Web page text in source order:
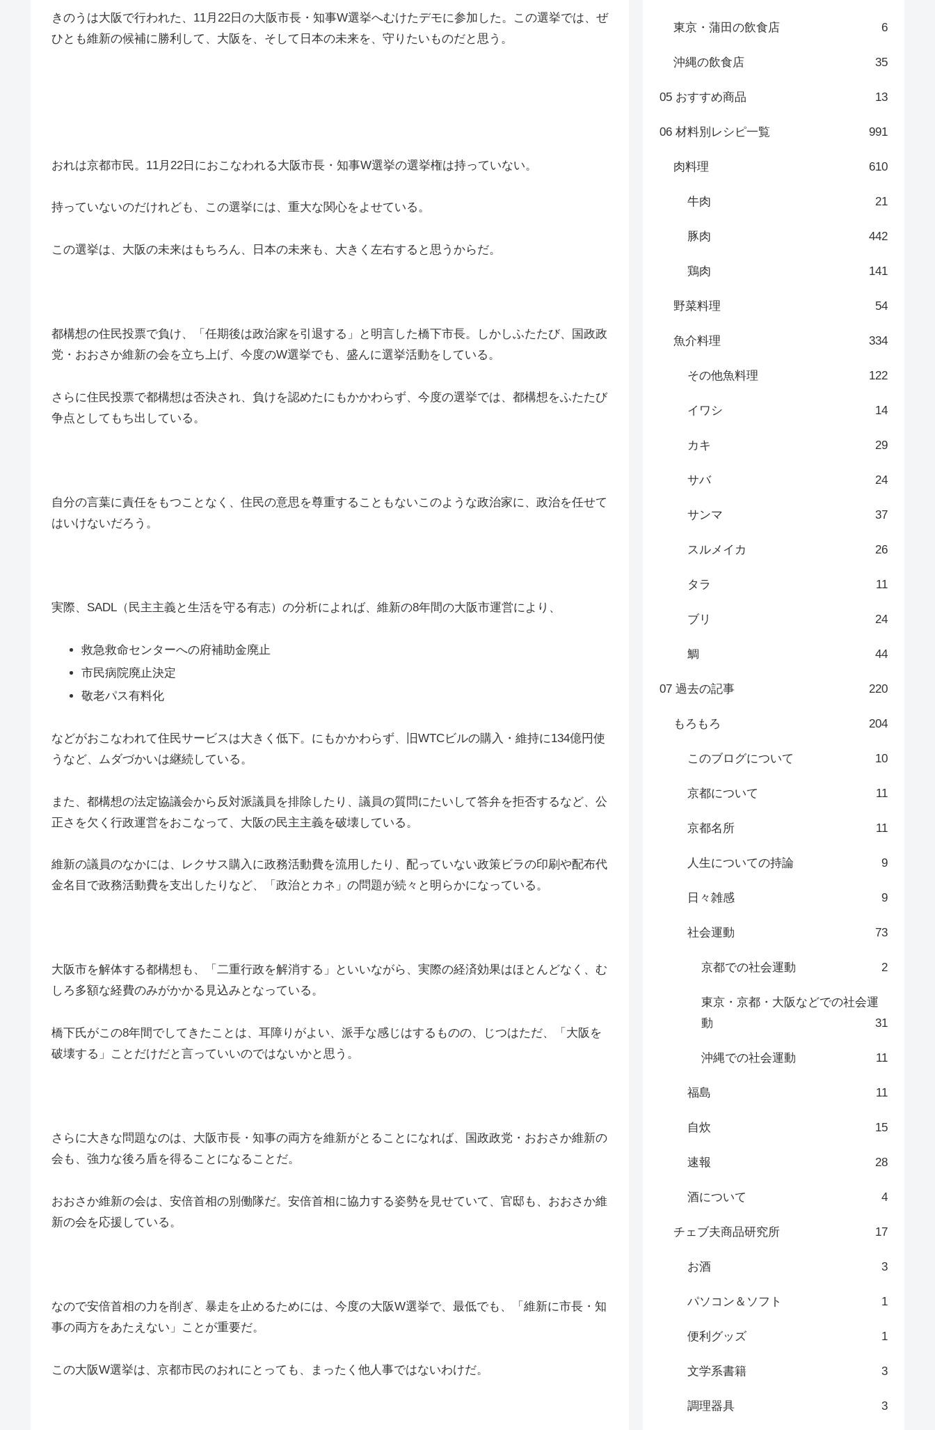
きのうは大阪で行われた、11月22日の大阪市長・知事W選挙へむけたデモに参加した。この選挙では、ぜ
ひとも維新の候補に勝利して、大阪を、そして日本の未来を、守りたいものだと思う。
おれは京都市民。11月22日におこなわれる大阪市長・知事W選挙の選挙権は持っていない。
持っていないのだけれども、この選挙には、重大な関心をよせている。
この選挙は、大阪の未来はもちろん、日本の未来も、大きく左右すると思うからだ。
都構想の住民投票で負け、「任期後は政治家を引退する」と明言した橋下市長。しかしふたたび、国政政
党・おおさか維新の会を立ち上げ、今度のW選挙でも、盛んに選挙活動をしている。
さらに住民投票で都構想は否決され、負けを認めたにもかかわらず、今度の選挙では、都構想をふたたび
争点としてもち出している。
自分の言葉に責任をもつことなく、住民の意思を尊重することもないこのような政治家に、政治を任せて
はいけないだろう。
実際、SADL（民主主義と生活を守る有志）の分析によれば、維新の8年間の大阪市運営により、
救急救命センターへの府補助金廃止
市民病院廃止決定
敬老パス有料化
などがおこなわれて住民サービスは大きく低下。にもかかわらず、旧WTCビルの購入・維持に134億円使
うなど、ムダづかいは継続している。
また、都構想の法定協議会から反対派議員を排除したり、議員の質問にたいして答弁を拒否するなど、公
正さを欠く行政運営をおこなって、大阪の民主主義を破壊している。
維新の議員のなかには、レクサス購入に政務活動費を流用したり、配っていない政策ビラの印刷や配布代
金名目で政務活動費を支出したりなど、「政治とカネ」の問題が続々と明らかになっている。
大阪市を解体する都構想も、「二重行政を解消する」といいながら、実際の経済効果はほとんどなく、む
しろ多額な経費のみがかかる見込みとなっている。
橋下氏がこの8年間でしてきたことは、耳障りがよい、派手な感じはするものの、じつはただ、「大阪を
破壊する」ことだけだと言っていいのではないかと思う。
さらに大きな問題なのは、大阪市長・知事の両方を維新がとることになれば、国政政党・おおさか維新の
会も、強力な後ろ盾を得ることになることだ。
おおさか維新の会は、安倍首相の別働隊だ。安倍首相に協力する姿勢を見せていて、官邸も、おおさか維
新の会を応援している。
なので安倍首相の力を削ぎ、暴走を止めるためには、今度の大阪W選挙で、最低でも、「維新に市長・知
事の両方をあたえない」ことが重要だ。
この大阪W選挙は、京都市民のおれにとっても、まったく他人事ではないわけだ。
東京・蒲田の飲食店 6
沖縄の飲食店 35
05 おすすめ商品 13
06 材料別レシピ一覧 991
肉料理 610
牛肉 21
豚肉 442
鶏肉 141
野菜料理 54
魚介料理 334
その他魚料理 122
イワシ 14
カキ 29
サバ 24
サンマ 37
スルメイカ 26
タラ 11
ブリ 24
鯛 44
07 過去の記事 220
もろもろ 204
このブログについて 10
京都について 11
京都名所 11
人生についての持論 9
日々雑感 9
社会運動 73
京都での社会運動 2
東京・京都・大阪などでの社会運
動
31
沖縄での社会運動 11
福島 11
自炊 15
速報 28
酒について 4
チェブ夫商品研究所 17
お酒 3
パソコン＆ソフト 1
便利グッズ 1
文学系書籍 3
調理器具 3